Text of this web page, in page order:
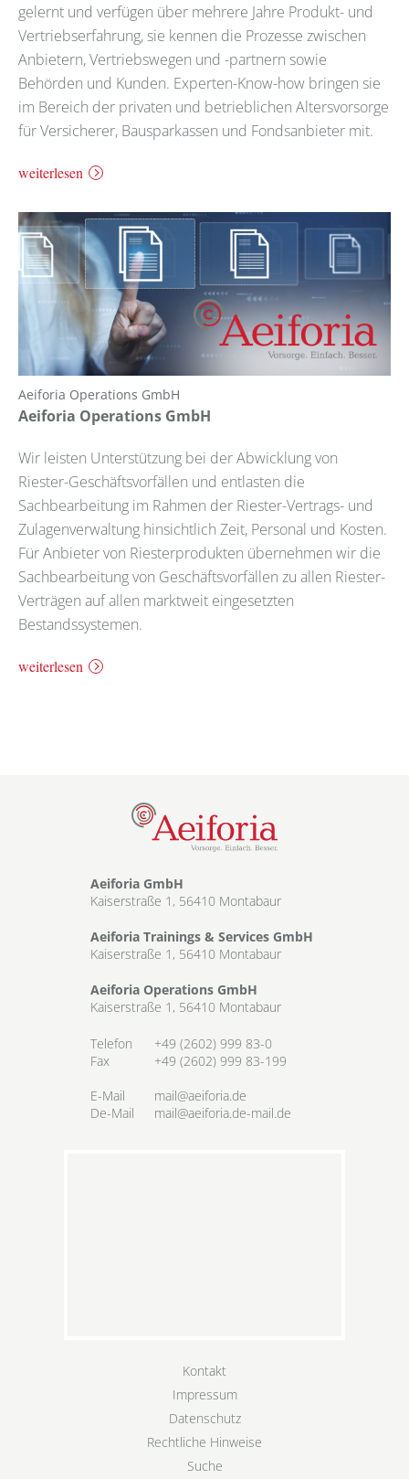
gelernt und verfügen über mehrere Jahre Produkt- und
Vertriebserfahrung, sie kennen die Prozesse zwischen
Anbietern, Vertriebswegen und -partnern sowie
Behörden und Kunden. Experten-Know-how bringen sie
im Bereich der privaten und betrieblichen Altersvorsorge
für Versicherer, Bausparkassen und Fondsanbieter mit.
weiterlesen
Aeiforia Operations GmbH
Aeiforia Operations GmbH
Wir leisten Unterstützung bei der Abwicklung von
Riester-Geschäftsvorfällen und entlasten die
Sachbearbeitung im Rahmen der Riester-Vertrags- und
Zulagenverwaltung hinsichtlich Zeit, Personal und Kosten.
Für Anbieter von Riesterprodukten übernehmen wir die
Sachbearbeitung von Geschäftsvorfällen zu allen Riester-
Verträgen auf allen marktweit eingesetzten
Bestandssystemen.
weiterlesen
Aeiforia GmbH
Kaiserstraße 1, 56410 Montabaur
Aeiforia Trainings & Services GmbH
Kaiserstraße 1, 56410 Montabaur
Aeiforia Operations GmbH
Kaiserstraße 1, 56410 Montabaur
Telefon
+49 (2602) 999 83-0
Fax
+49 (2602) 999 83-199
E-Mail
mail@aeiforia.de
De-Mail
mail@aeiforia.de-mail.de
Kontakt
Impressum
Datenschutz
Rechtliche Hinweise
Suche